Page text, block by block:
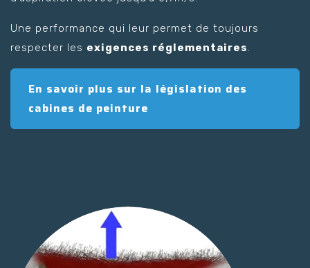
Une performance qui leur permet de toujours
respecter les exigences réglementaires.
En savoir plus sur la législation des
cabines de peinture